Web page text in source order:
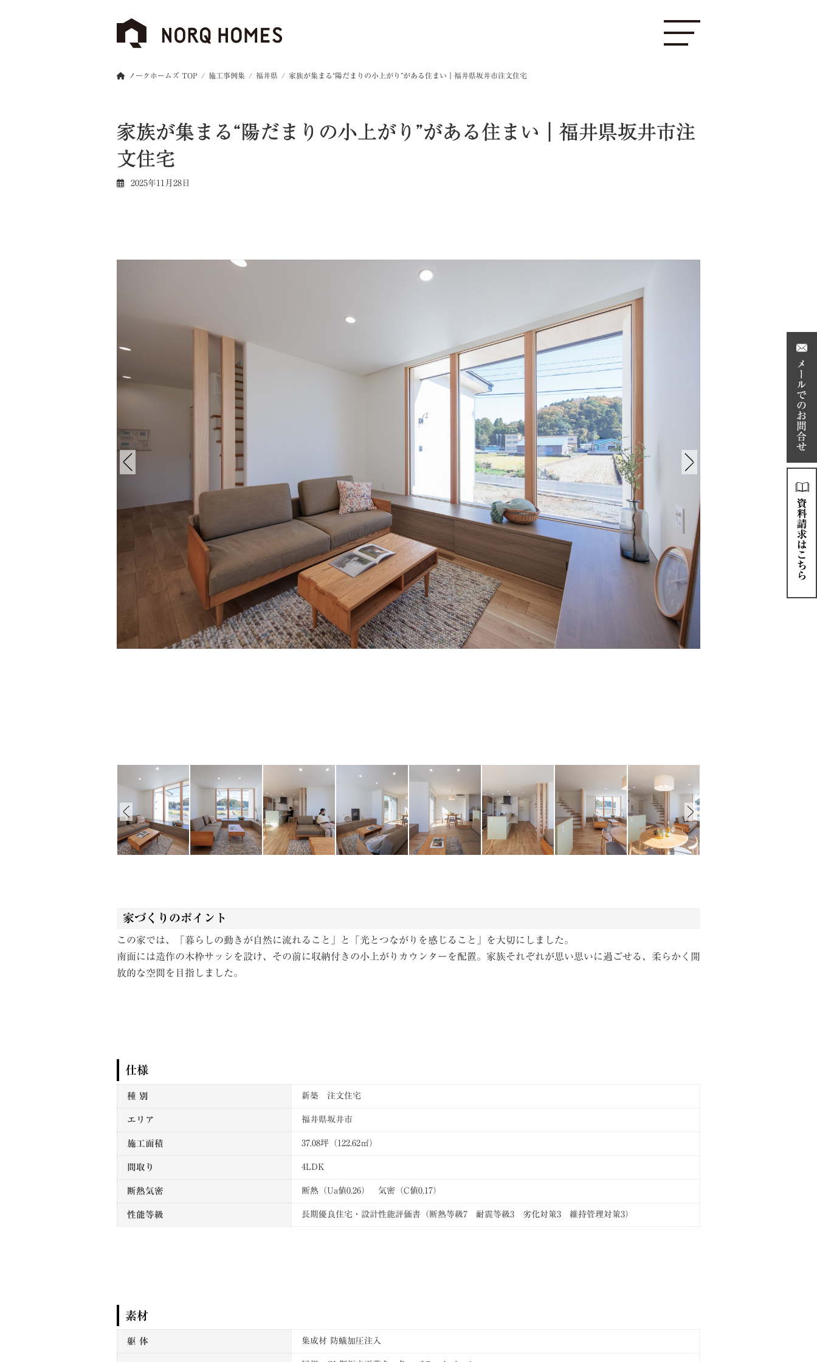
ノークホームズ TOP 施工事例集 福井県 家族が集まる“陽だまりの小上がり”がある住まい｜福井県坂井市注文住宅
家族が集まる“陽だまりの小上がり”がある住まい｜福井県坂井市注
文住宅
2025年11月28日
家づくりのポイント
この家では、「暮らしの動きが自然に流れること」と「光とつながりを感じること」を大切にしました。
南面には造作の木枠サッシを設け、その前に収納付きの小上がりカウンターを配置。家族それぞれが思い思いに過ごせる、柔らかく開
放的な空間を目指しました。
仕様
種 別 新築 注文住宅
エリア 福井県坂井市
施工面積 37.08坪（122.62㎡）
間取り 4LDK
断熱気密 断熱（Ua値0.26） 気密（C値0.17）
性能等級 長期優良住宅・設計性能評価書（断熱等級7 耐震等級3 劣化対策3 維持管理対策3）
素材
躯 体 集成材 防蟻加圧注入